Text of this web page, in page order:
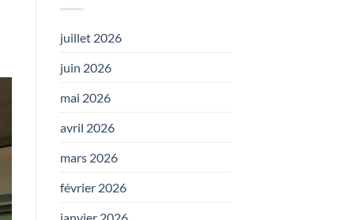
juillet 2026
juin 2026
mai 2026
avril 2026
mars 2026
février 2026
janvier 2026